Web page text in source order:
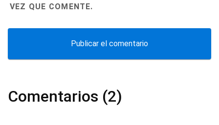
VEZ QUE COMENTE.
Comentarios (2)